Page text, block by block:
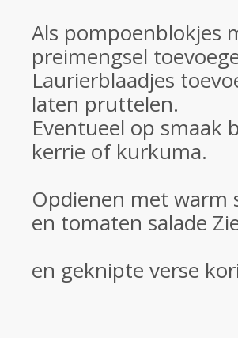
Als pompoenblokjes
preimengsel
Laurierblaadjes
laten pruttelen.
Eventueel op smaak
kerrie of kurkuma.
Opdienen met warm
en tomaten salade
en geknipte verse